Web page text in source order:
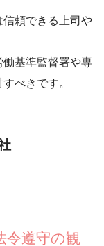
信頼できる上司や
働基準監督署や専
べきです。
令遵守の観